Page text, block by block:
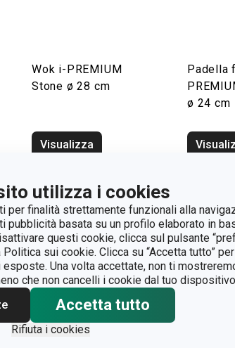
utilizza i cookies
finalità strettamente funzionali alla
pubblicità basata su un profilo elaborato in
questi cookie, clicca sul pulsante
sui cookie. Clicca su “Accetta tutto”
Una volta accettate, non ti
che non cancelli i cookie dal tuo
Accetta tutto
Rifiuta i cookies
Wok i-PREMIUM
Stone ø 28 cm
Visualizza
Padella
ø 24 cm